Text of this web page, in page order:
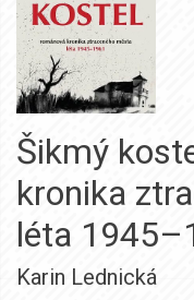
Šikmý
kronika
léta
Karin Lednická